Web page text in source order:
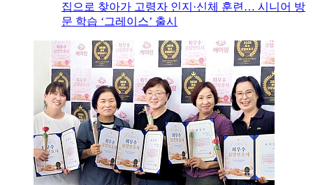
집으로 찾아가 고령자 인지·신체 훈련… 시니어 방
문 학습 ‘그레이스’ 출시